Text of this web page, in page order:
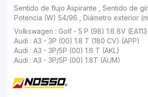
Sentido de flujo Aspirante , Sentido de giro Antihorario , Potencia (W) 54/96 ,
Volkswagen : Golf - 5 P (98) 1.6 8V (EA113
Audi : A3 - 3P (00) 1.8 T (180 CV) (APP)
Audi : A3 - 3P/5P (00) 1.6 T (AKL)
Audi : A3 - 3P/5P (00) 1.8T (AUM)